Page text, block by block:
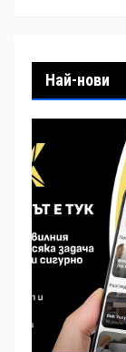
Най-нови